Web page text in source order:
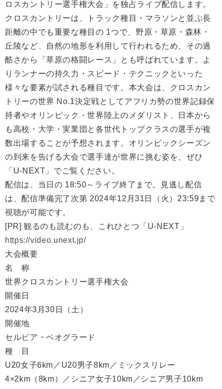
ロスカントリー選手権大会」を独占ライブ配信します。
クロスカントリーは、トラック種目・マラソンと並ぶ長
距離の中でも重要な種目の 1つで、野原・草原・森林・
丘陵など、自然の地形を利用して行われるため、その過
酷さから「草原の格闘レース」とも呼ばれています。よ
りランナーの持久力・スピード・テクニックといった
様々な要素が試される種目です。本大会は、クロスカン
トリーの世界 No.1決定戦としてアフリカ勢の世界記録保
持者やオリンピック・世界陸上のメダリスト、日本から
も高校・大学・実業団と各世代トップクラスの選手が複
数出場することが予想されます。オリンピックシーズン
の到来を告げる大会で選手達が世界に挑む姿を、ぜひ
「U-NEXT」でご覧ください。
配信は、当日の 18:50～ライブ終了まで。見逃し配信
は、配信準備完了次第 2024年12月31日（火）23:59まで
視聴が可能です。
[PR] 観るのも読むのも、これひとつ「U-NEXT」
https://video.unext.jp/
大会概要
名 称
世界クロスカントリー選手権大会
開催日
2024年3月30日（土）
開催地
セルビア・ベオグラード
種 目
U20女子6km／U20男子8km／ミックスリレー
4×2km（8km）／シニア女子10km／シニア男子10km